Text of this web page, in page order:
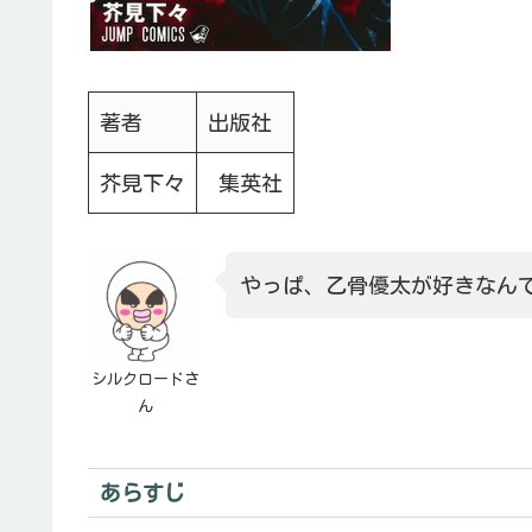
著者 出版社
芥見下々 集英社
シルクロードさ
ん
やっぱ、乙骨優太が好きなん
あらすじ